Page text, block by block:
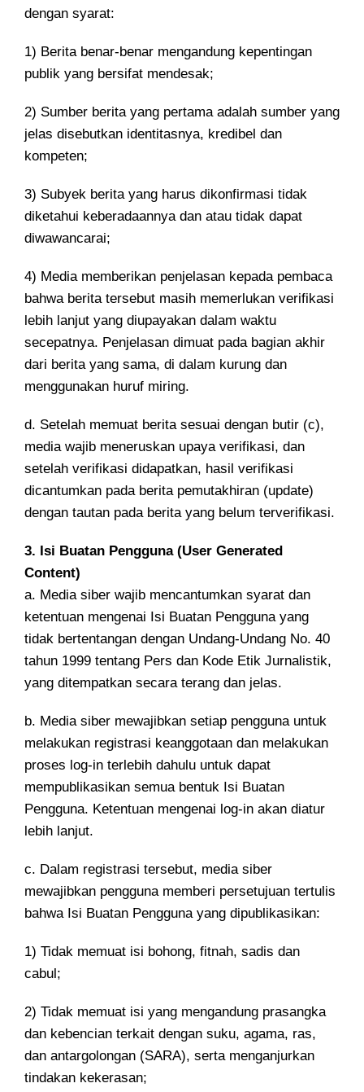
dengan syarat:
1) Berita benar-benar mengandung kepentingan
publik yang bersifat mendesak;
2) Sumber berita yang pertama adalah sumber yang
jelas disebutkan identitasnya, kredibel dan
kompeten;
3) Subyek berita yang harus dikonfirmasi tidak
diketahui keberadaannya dan atau tidak dapat
diwawancarai;
4) Media memberikan penjelasan kepada pembaca
bahwa berita tersebut masih memerlukan verifikasi
lebih lanjut yang diupayakan dalam waktu
secepatnya. Penjelasan dimuat pada bagian akhir
dari berita yang sama, di dalam kurung dan
menggunakan huruf miring.
d. Setelah memuat berita sesuai dengan butir (c),
media wajib meneruskan upaya verifikasi, dan
setelah verifikasi didapatkan, hasil verifikasi
dicantumkan pada berita pemutakhiran (update)
dengan tautan pada berita yang belum terverifikasi.
3. Isi Buatan Pengguna (User Generated
Content)
a. Media siber wajib mencantumkan syarat dan
ketentuan mengenai Isi Buatan Pengguna yang
tidak bertentangan dengan Undang-Undang No. 40
tahun 1999 tentang Pers dan Kode Etik Jurnalistik,
yang ditempatkan secara terang dan jelas.
b. Media siber mewajibkan setiap pengguna untuk
melakukan registrasi keanggotaan dan melakukan
proses log-in terlebih dahulu untuk dapat
mempublikasikan semua bentuk Isi Buatan
Pengguna. Ketentuan mengenai log-in akan diatur
lebih lanjut.
c. Dalam registrasi tersebut, media siber
mewajibkan pengguna memberi persetujuan tertulis
bahwa Isi Buatan Pengguna yang dipublikasikan:
1) Tidak memuat isi bohong, fitnah, sadis dan
cabul;
2) Tidak memuat isi yang mengandung prasangka
dan kebencian terkait dengan suku, agama, ras,
dan antargolongan (SARA), serta menganjurkan
tindakan kekerasan;